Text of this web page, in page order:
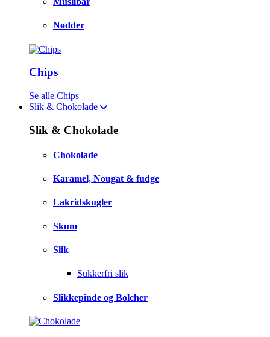
Nødder
Chips
Se alle Chips
Slik & Chokolade
Slik & Chokolade
Chokolade
Karamel, Nougat & fudge
Lakridskugler
Skum
Slik
Sukkerfri slik
Slikkepinde og Bolcher